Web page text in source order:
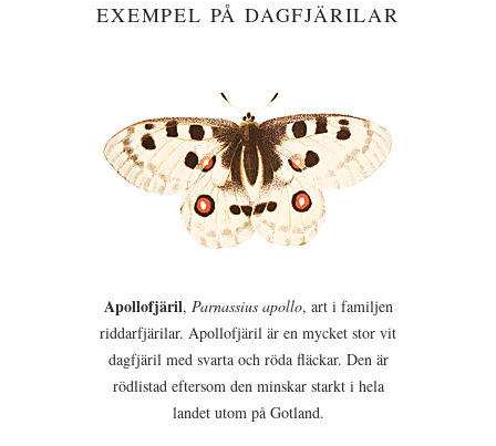
EXEMPEL PÅ DAGFJÄRILAR
Apollofjäril, Parnassius apollo, art i familjen
riddarfjärilar. Apollofjäril är en mycket stor vit
dagfjäril med svarta och röda fläckar. Den är
rödlistad eftersom den minskar starkt i hela
landet utom på Gotland.